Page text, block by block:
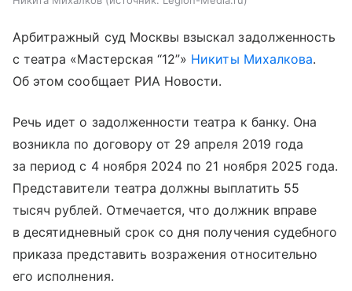
Арбитражный суд Москвы взыскал задолженность
с театра «Мастерская “12”» Никиты Михалкова.
Об этом сообщает РИА Новости.
Речь идет о задолженности театра к банку. Она
возникла по договору от 29 апреля 2019 года
за период с 4 ноября 2024 по 21 ноября 2025 года.
Представители театра должны выплатить 55
тысяч рублей. Отмечается, что должник вправе
в десятидневный срок со дня получения судебного
приказа представить возражения относительно
его исполнения.